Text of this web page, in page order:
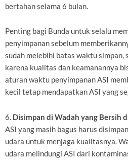
bertahan selama 6 bulan.
Penting bagi Bunda untuk selalu
penyimpanan sebelum
sudah melebihi batas waktu
karena kualitas dan keamanannya
aturan waktu penyimpanan ASI
kecil tetap mendapatkan ASI yang
6. Disimpan di Wadah yang Bersih
ASI yang masih bagus harus
udara untuk menjaga kualitasnya.
udara melindungi ASI dari